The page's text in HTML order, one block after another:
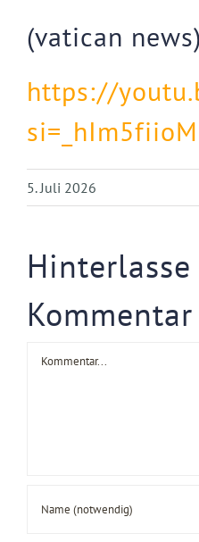
(vatican news)
https://
5. Juli 2026
Kommentar
Kommentar